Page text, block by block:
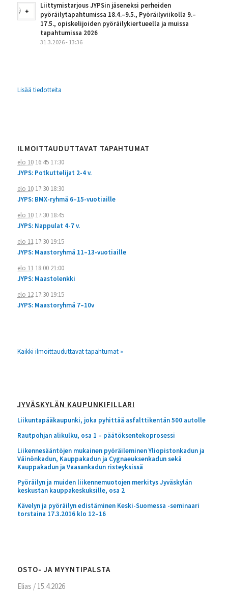
Liittymistarjous JYPSin jäseneksi perheiden
pyöräilytapahtumissa 18.4.–9.5., Pyöräilyviikolla 9.–
17.5., opiskelijoiden pyöräilykiertueella ja muissa
tapahtumissa 2026
31.3.2026 - 13:36
Lisää tiedotteita
ILMOITTAUDUTTAVAT TAPAHTUMAT
elo 1016:45 17:30
JYPS: Potkuttelijat 2-4 v.
elo 1017:30 18:30
JYPS: BMX-ryhmä 6–15-vuotiaille
elo 1017:30 18:45
JYPS: Nappulat 4-7 v.
elo 1117:30 19:15
JYPS: Maastoryhmä 11–13-vuotiaille
elo 1118:00 21:00
JYPS: Maastolenkki
elo 1217:30 19:15
JYPS: Maastoryhmä 7–10v
Kaikki ilmoittauduttavat tapahtumat »
JYVÄSKYLÄN KAUPUNKIFILLARI
Liikuntapääkaupunki, joka pyhittää asfalttikentän 500 autolle
Rautpohjan alikulku, osa 1 – päätöksentekoprosessi
Liikennesääntöjen mukainen pyöräileminen Yliopistonkadun ja
Väinönkadun, Kauppakadun ja Cygnaeuksenkadun sekä
Kauppakadun ja Vaasankadun risteyksissä
Pyöräilyn ja muiden liikennemuotojen merkitys Jyväskylän
keskustan kauppakeskuksille, osa 2
Kävelyn ja pyöräilyn edistäminen Keski-Suomessa -seminaari
torstaina 17.3.2016 klo 12–16
OSTO- JA MYYNTIPALSTA
Elias / 15.4.2026